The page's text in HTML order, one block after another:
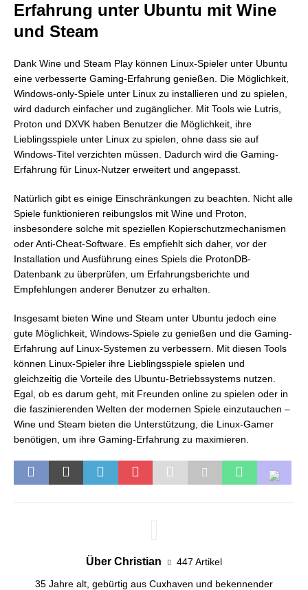
Erfahrung unter Ubuntu mit Wine
und Steam
Dank Wine und Steam Play können Linux-Spieler unter Ubuntu
eine verbesserte Gaming-Erfahrung genießen. Die Möglichkeit,
Windows-only-Spiele unter Linux zu installieren und zu spielen,
wird dadurch einfacher und zugänglicher. Mit Tools wie Lutris,
Proton und DXVK haben Benutzer die Möglichkeit, ihre
Lieblingsspiele unter Linux zu spielen, ohne dass sie auf
Windows-Titel verzichten müssen. Dadurch wird die Gaming-
Erfahrung für Linux-Nutzer erweitert und angepasst.
Natürlich gibt es einige Einschränkungen zu beachten. Nicht alle
Spiele funktionieren reibungslos mit Wine und Proton,
insbesondere solche mit speziellen Kopierschutzmechanismen
oder Anti-Cheat-Software. Es empfiehlt sich daher, vor der
Installation und Ausführung eines Spiels die ProtonDB-
Datenbank zu überprüfen, um Erfahrungsberichte und
Empfehlungen anderer Benutzer zu erhalten.
Insgesamt bieten Wine und Steam unter Ubuntu jedoch eine
gute Möglichkeit, Windows-Spiele zu genießen und die Gaming-
Erfahrung auf Linux-Systemen zu verbessern. Mit diesen Tools
können Linux-Spieler ihre Lieblingsspiele spielen und
gleichzeitig die Vorteile des Ubuntu-Betriebssystems nutzen.
Egal, ob es darum geht, mit Freunden online zu spielen oder in
die faszinierenden Welten der modernen Spiele einzutauchen –
Wine und Steam bieten die Unterstützung, die Linux-Gamer
benötigen, um ihre Gaming-Erfahrung zu maximieren.
Über Christian 447 Artikel
35 Jahre alt, gebürtig aus Cuxhaven und bekennender